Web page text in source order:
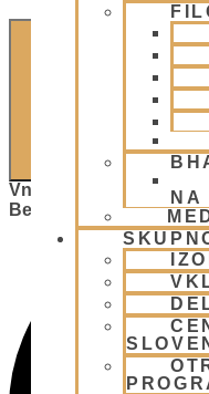
NA
ISKANJE
Vnesite Ključno
Besedi.